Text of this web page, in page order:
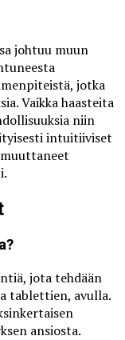
johtuu muun
jotka
Vaikka haasteita
niin
intuitiiviset
jota tehdään
tablettien, avulla.
ansiosta.